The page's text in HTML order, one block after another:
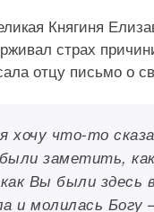
Княгиня
страх
отцу письмо о
хочу что-то
заметить,
Вы были здесь
и молилась